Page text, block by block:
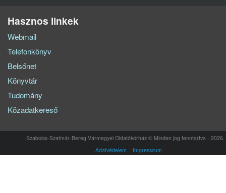
Hasznos linkek
Webmail
Telefonkönyv
Belsőnet
Könyvtár
Tudomány
Közadatkereső
Szabolcs-Szatmár-Bereg Vármegyei Oktatókórház © Minden jog fenntartva - 2026.
Adatvédelem
Impresszum